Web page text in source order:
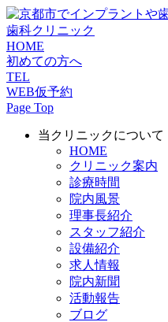
HOME
初めての方へ
TEL
WEB仮予約
Page Top
当クリニックについて
HOME
クリニック案内
診療時間
院内風景
理事長紹介
スタッフ紹介
設備紹介
求人情報
院内新聞
活動報告
ブログ